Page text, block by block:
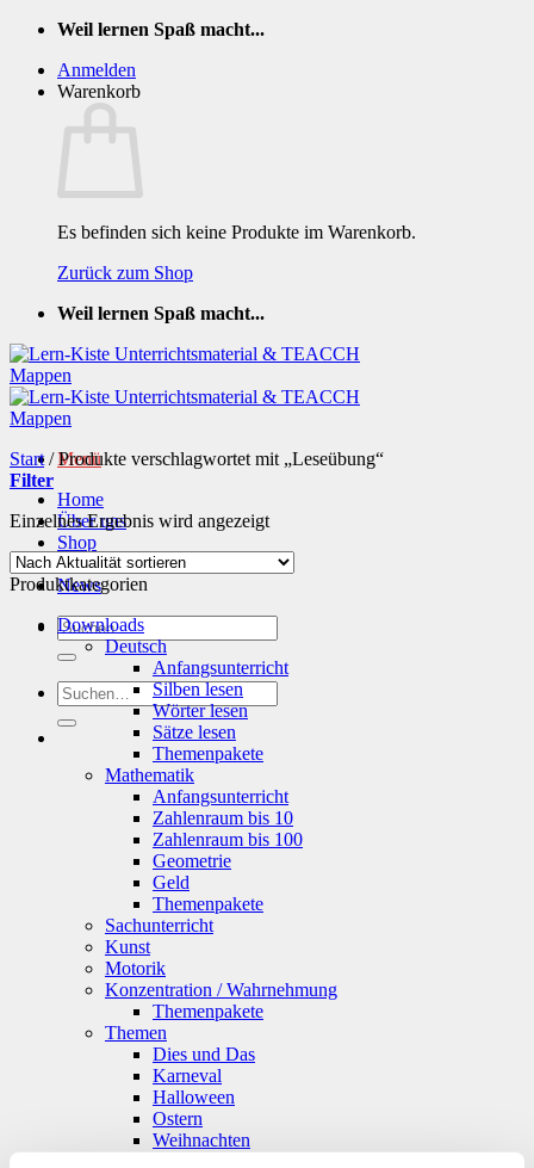
Zum
springen
Weil lernen Spaß macht...
Anmelden
Warenkorb
Es befinden sich keine Produkte im Warenkorb.
Zurück zum Shop
Weil lernen Spaß macht...
Menü
Home
Über uns
Shop
Info
News
Suchen
nach:
Suchen
nach:
Start /Produkte verschlagwortet mit „Leseübung“
Filter
Einzelnes Ergebnis wird angezeigt
Produktkategorien
Downloads
Deutsch
Anfangsunterricht
Silben lesen
Wörter lesen
Sätze lesen
Themenpakete
Mathematik
Anfangsunterricht
Zahlenraum bis 10
Zahlenraum bis 100
Geometrie
Geld
Themenpakete
Sachunterricht
Kunst
Motorik
Konzentration / Wahrnehmung
Themenpakete
Themen
Dies und Das
Karneval
Halloween
Ostern
Weihnachten